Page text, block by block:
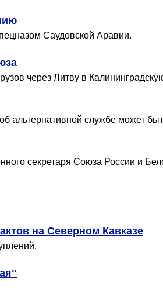
Саудовской Аравии.
через Литву в
службе может
секретаря Союза России и
на Северном Кавказе